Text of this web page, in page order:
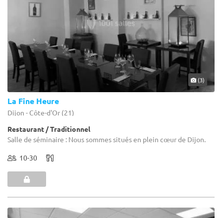
(3)
La Fine Heure
Dijon - Côte-d'Or (21)
Restaurant / Traditionnel
Salle de séminaire : Nous sommes situés en plein cœur de Dijon.
10-30